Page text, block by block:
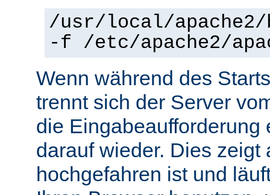
/usr/local/
-f /etc/apache2/
Wenn während des
trennt sich der Server
die Eingabeaufforderung
darauf wieder. Dies zeigt
hochgefahren ist und